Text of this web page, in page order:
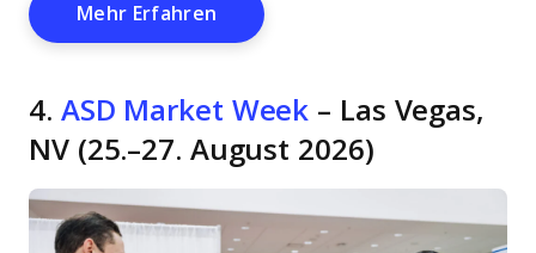
Mehr Erfahren Opens New Window
4. ASD Market Week – Las Vegas,
NV (25.–27. August 2026)